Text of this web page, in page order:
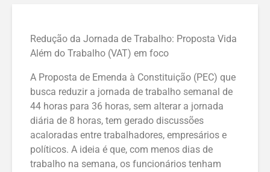
Redução da Jornada de Trabalho: Proposta Vida
Além do Trabalho (VAT) em foco
A Proposta de Emenda à Constituição (PEC) que
busca reduzir a jornada de trabalho semanal de
44 horas para 36 horas, sem alterar a jornada
diária de 8 horas, tem gerado discussões
acaloradas entre trabalhadores, empresários e
políticos. A ideia é que, com menos dias de
trabalho na semana, os funcionários tenham